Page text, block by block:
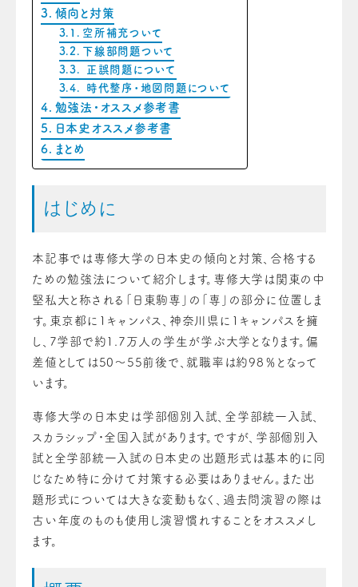
傾向と対策
空所補充ついて
下線部問題ついて
正誤問題について
時代整序・地図問題について
勉強法・オススメ参考書
日本史オススメ参考書
まとめ
はじめに
本記事では専修大学の日本史の傾向と対策、合格する
ための勉強法について紹介します。専修大学は関東の中
堅私大と称される「日東駒専」の「専」の部分に位置しま
す。東京都に1キャンパス、神奈川県に1キャンパスを擁
し、7学部で約1.7万人の学生が学ぶ大学となります。偏
差値としては50〜55前後で、就職率は約98％となって
います。
専修大学の日本史は学部個別入試、全学部統一入試、
スカラシップ・全国入試があります。ですが、学部個別入
試と全学部統一入試の日本史の出題形式は基本的に同
じなため特に分けて対策する必要はありません。 また出
題形式については大きな変動もなく、過去問演習の際は
古い年度のものも使用し演習慣れすることをオススメし
ます。